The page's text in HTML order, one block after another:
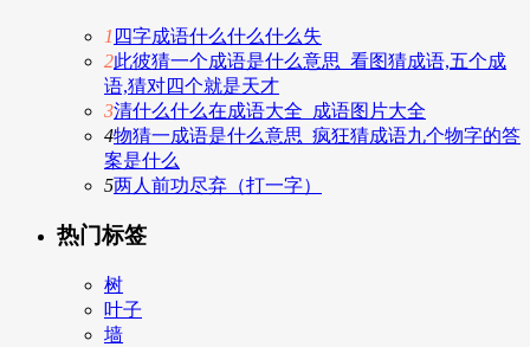
1 四字成语什么什么什么失
2此彼猜一个成语是什么意思_看图猜成语,五个成
语,猜对四个就是天才
3清什么什么在成语大全_成语图片大全
4物猜一成语是什么意思_疯狂猜成语九个物字的答
案是什么
5两人前功尽弃（打一字）
热门标签
树
叶子
墙